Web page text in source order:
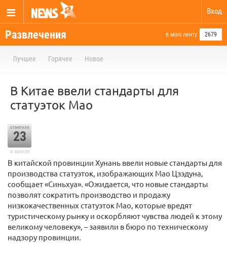
Вход
Развлечения в мою ленту 2679
Лучшее Горячее Новое
В Китае ввели стандарты для
статуэток Мао
отметили
23
в архиве
В китайской провинции Хунань ввели новые стандарты для
производства статуэток, изображающих Мао Цзэдуна,
сообщает «Синьхуа». «Ожидается, что новые стандарты
позволят сократить производство и продажу
низкокачественных статуэток Мао, которые вредят
туристическому рынку и оскорбляют чувства людей к этому
великому человеку», – заявили в бюро по техническому
надзору провинции.